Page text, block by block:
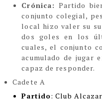
Crónica: Partido
conjunto colegial,
local hizo valer su
dos goles en los
cuales, el conjunto
acumulado de jugar
capaz de responder.
Cadete A
Partido: Club